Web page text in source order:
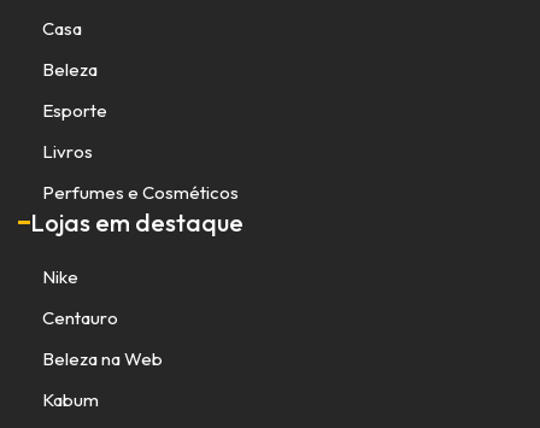
Casa
Beleza
Esporte
Livros
Perfumes e Cosméticos
Lojas em destaque
Nike
Centauro
Beleza na Web
Kabum